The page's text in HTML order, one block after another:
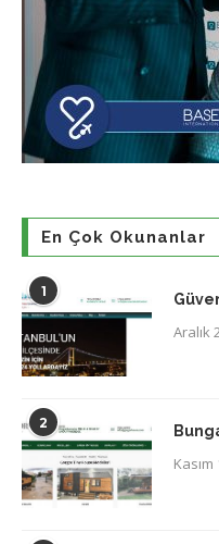
En Çok Okunanlar
1
Aralık
2
Kasım